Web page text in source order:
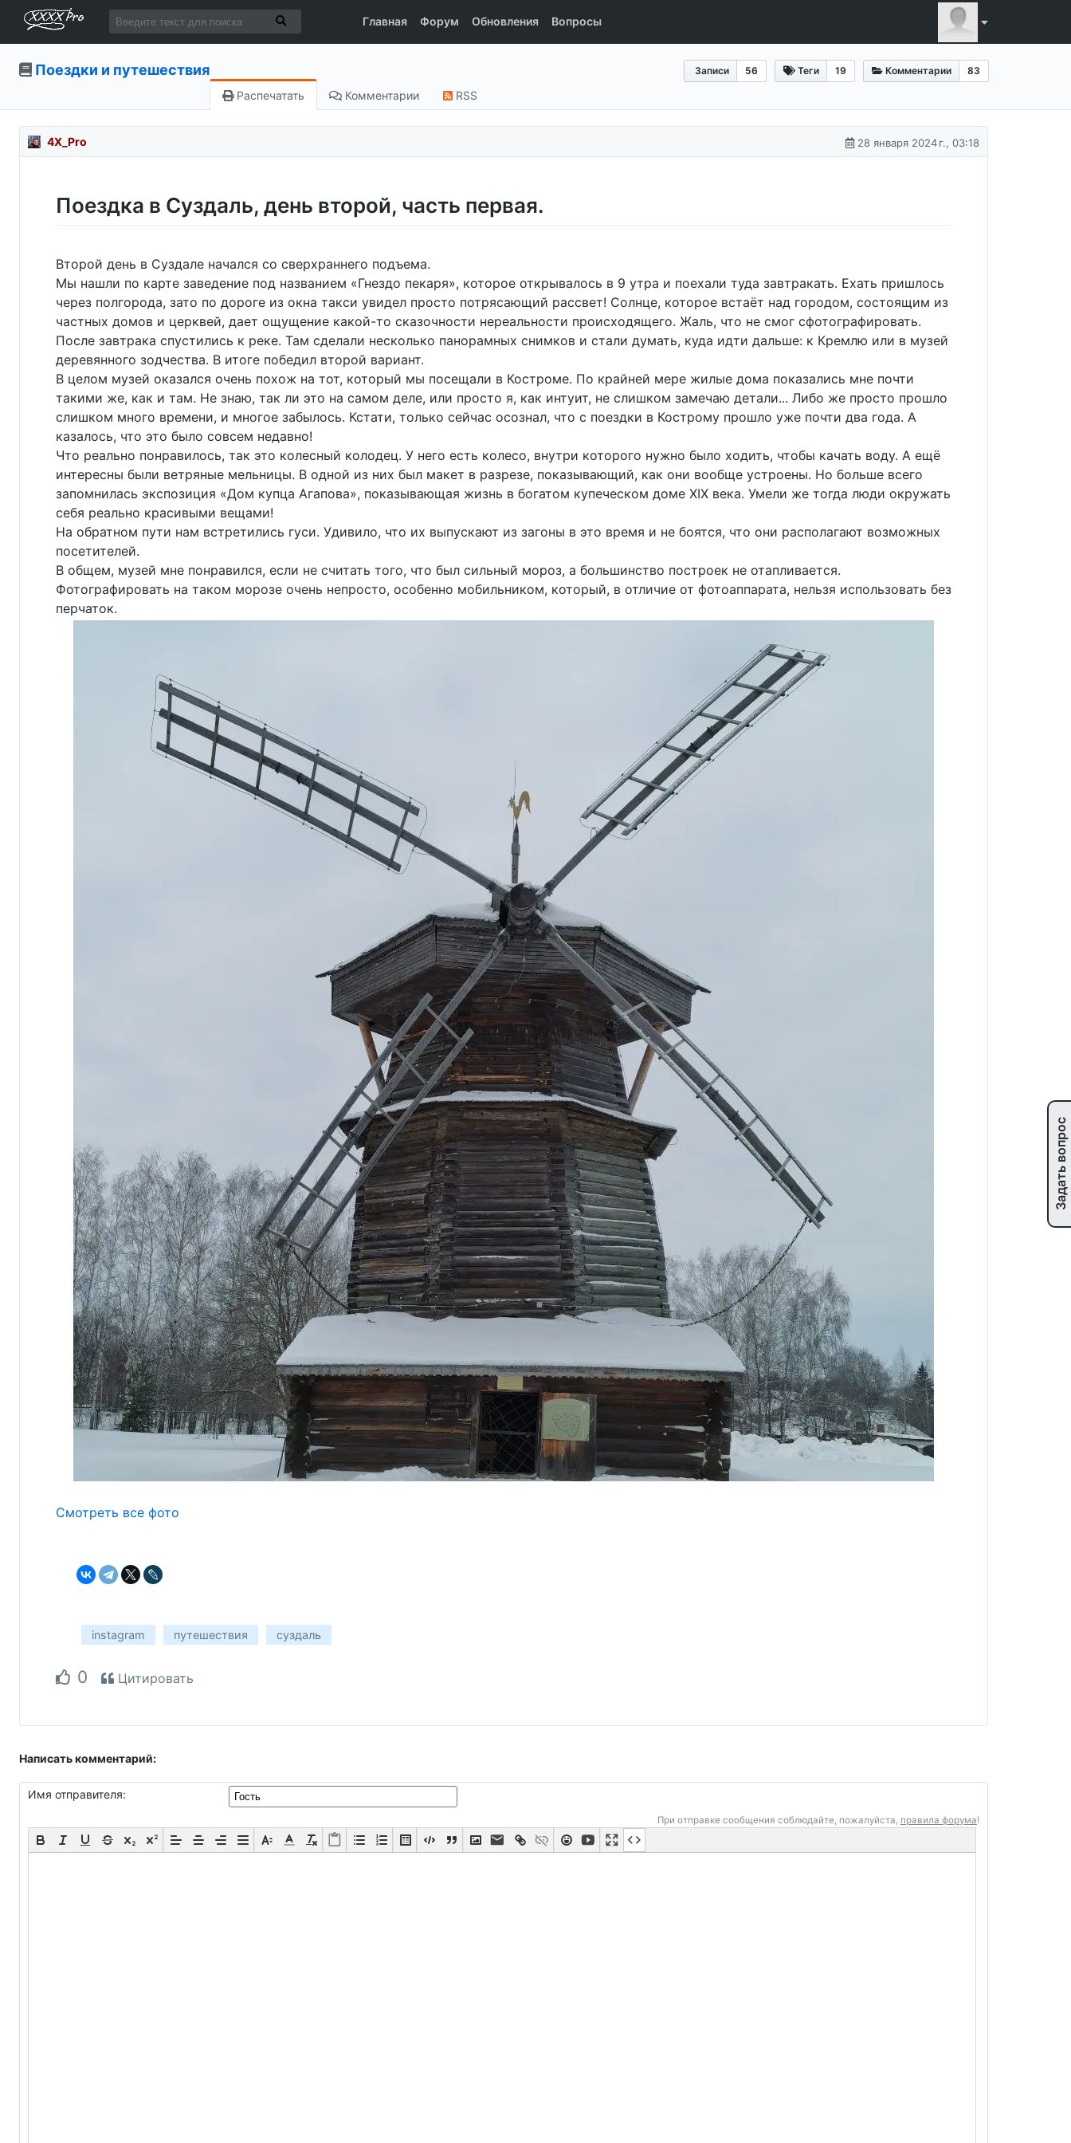
Главная Форум Обновления Вопросы
Записи 56 Теги 19 Комментарии 83
Поездки и путешествия
Распечатать Комментарии RSS
4X_Pro 28 января 2024 г., 03:18
Поездка в Суздаль, день второй, часть первая.
Второй день в Суздале начался со сверхраннего подъема.
Мы нашли по карте заведение под названием «Гнездо пекаря», которое открывалось в 9 утра и поехали туда завтракать. Ехать пришлось
через полгорода, зато по дороге из окна такси увидел просто потрясающий рассвет! Солнце, которое встаёт над городом, состоящим из
частных домов и церквей, дает ощущение какой-то сказочности нереальности происходящего. Жаль, что не смог сфотографировать.
После завтрака спустились к реке. Там сделали несколько панорамных снимков и стали думать, куда идти дальше: к Кремлю или в музей
деревянного зодчества. В итоге победил второй вариант.
В целом музей оказался очень похож на тот, который мы посещали в Костроме. По крайней мере жилые дома показались мне почти
такими же, как и там. Не знаю, так ли это на самом деле, или просто я, как интуит, не слишком замечаю детали... Либо же просто прошло
слишком много времени, и многое забылось. Кстати, только сейчас осознал, что с поездки в Кострому прошло уже почти два года. А
казалось, что это было совсем недавно!
Что реально понравилось, так это колесный колодец. У него есть колесо, внутри которого нужно было ходить, чтобы качать воду. А ещё
интересны были ветряные мельницы. В одной из них был макет в разрезе, показывающий, как они вообще устроены. Но больше всего
запомнилась экспозиция «Дом купца Агапова», показывающая жизнь в богатом купеческом доме XIX века. Умели же тогда люди окружать
себя реально красивыми вещами!
На обратном пути нам встретились гуси. Удивило, что их выпускают из загоны в это время и не боятся, что они располагают возможных
посетителей.
В общем, музей мне понравился, если не считать того, что был сильный мороз, а большинство построек не отапливается.
Фотографировать на таком морозе очень непросто, особенно мобильником, который, в отличие от фотоаппарата, нельзя использовать без
перчаток.
Смотреть все фото
instagram путешествия суздаль
0 Цитировать
Написать комментарий:
Имя отправителя:
При отправке сообщения соблюдайте, пожалуйста, правила форума!
Задать вопрос